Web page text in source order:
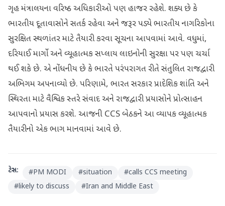
ગૃહ મંત્રાલયના વરિષ્ઠ અધિકારીઓ પણ હાજર રહેશે. શક્ય છે કે
ભારતીય દૂતાવાસોને સતર્ક રહેવા અને જરૂર પડ્યે ભારતીય નાગરિકોના
સુરક્ષિત સ્થળાંતર માટે તૈયારી કરવા સૂચના આપવામાં આવે. વધુમાં,
દરિયાઈ માર્ગો અને વ્યૂહાત્મક સપ્લાય લાઇનોની સુરક્ષા પર પણ ચર્ચા
થઈ શકે છે. એ નોંધનીય છે કે ભારતે પરંપરાગત રીતે સંતુલિત રાજદ્વારી
અભિગમ અપનાવ્યો છે. પરિણામે, ભારત સરકાર પ્રાદેશિક શાંતિ અને
સ્થિરતા માટે વૈશ્વિક સ્તરે સંવાદ અને રાજદ્વારી પ્રયાસોને પ્રોત્સાહન
આપવાનો પ્રયાસ કરશે. આજની CCS બેઠકને આ વ્યાપક વ્યૂહાત્મક
તૈયારીનો એક ભાગ માનવામાં આવે છે.
ટેગ્સ: #PM MODI #situation #calls CCS meeting
#likely to discuss #Iran and Middle East